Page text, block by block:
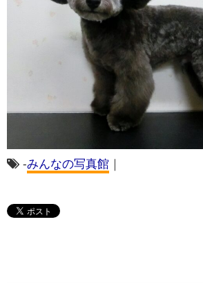
-みんなの写真館 ｜